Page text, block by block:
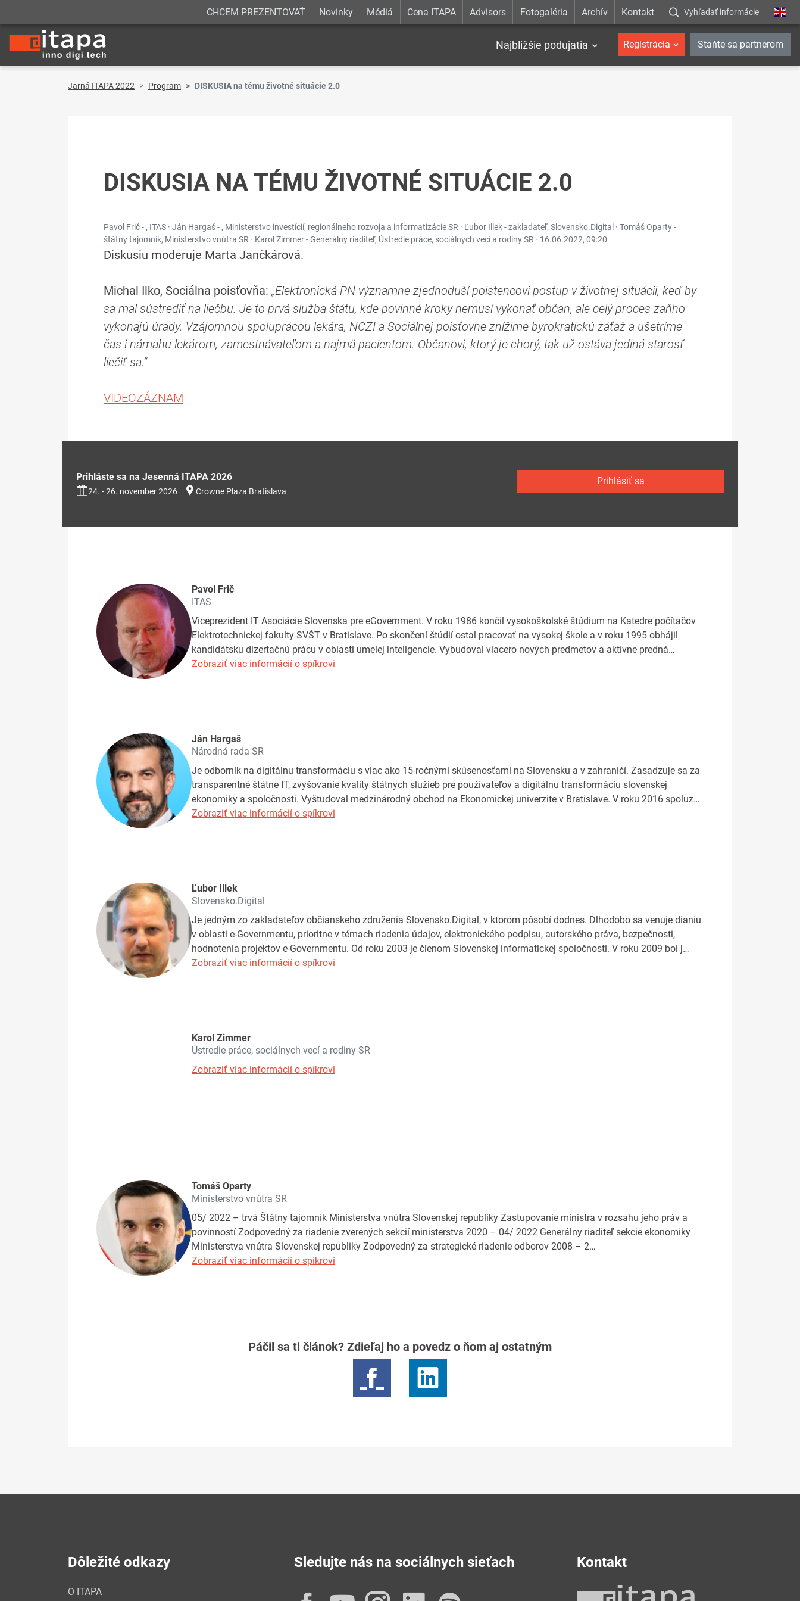
CHCEM PREZENTOVAŤ Novinky Médiá Cena ITAPA Advisors Fotogaléria Archív Kontakt Vyhľadať informácie
Najbližšie podujatia Registrácia Staňte sa partnerom
Jarná ITAPA 2022 Program DISKUSIA na tému životné situácie 2.0
DISKUSIA NA TÉMU ŽIVOTNÉ SITUÁCIE 2.0
Pavol Frič - , ITAS · Ján Hargaš - , Ministerstvo investícií, regionálneho rozvoja a informatizácie SR · Ľubor Illek - zakladateľ, Slovensko.Digital · Tomáš Oparty -
štátny tajomník, Ministerstvo vnútra SR · Karol Zimmer - Generálny riaditeľ, Ústredie práce, sociálnych vecí a rodiny SR · 16.06.2022, 09:20
Diskusiu moderuje Marta Jančkárová.
Michal Ilko, Sociálna poisťovňa: „Elektronická PN významne zjednoduší poistencovi postup v životnej situácii, keď by
sa mal sústrediť na liečbu. Je to prvá služba štátu, kde povinné kroky nemusí vykonať občan, ale celý proces zaňho
vykonajú úrady. Vzájomnou spoluprácou lekára, NCZI a Sociálnej poisťovne znížime byrokratickú záťaž a ušetríme
čas i námahu lekárom, zamestnávateľom a najmä pacientom. Občanovi, ktorý je chorý, tak už ostáva jediná starosť –
liečiť sa.“
VIDEOZÁZNAM
Prihláste sa na Jesenná ITAPA 2026
24. - 26. november 2026 Crowne Plaza Bratislava
Prihlásiť sa
Pavol Frič
ITAS
Viceprezident IT Asociácie Slovenska pre eGovernment. V roku 1986 končil vysokoškolské štúdium na Katedre počítačov
Elektrotechnickej fakulty SVŠT v Bratislave. Po skončení štúdií ostal pracovať na vysokej škole a v roku 1995 obhájil
kandidátsku dizertačnú prácu v oblasti umelej inteligencie. Vybudoval viacero nových predmetov a aktívne predná…
Zobraziť viac informácií o spíkrovi
Ján Hargaš
Národná rada SR
Je odborník na digitálnu transformáciu s viac ako 15-ročnými skúsenosťami na Slovensku a v zahraničí. Zasadzuje sa za
transparentné štátne IT, zvyšovanie kvality štátnych služieb pre používateľov a digitálnu transformáciu slovenskej
ekonomiky a spoločnosti. Vyštudoval medzinárodný obchod na Ekonomickej univerzite v Bratislave. V roku 2016 spoluz…
Zobraziť viac informácií o spíkrovi
Ľubor Illek
Slovensko.Digital
Je jedným zo zakladateľov občianskeho združenia Slovensko.Digital, v ktorom pôsobí dodnes. Dlhodobo sa venuje dianiu
v oblasti e-Governmentu, prioritne v témach riadenia údajov, elektronického podpisu, autorského práva, bezpečnosti,
hodnotenia projektov e-Governmentu. Od roku 2003 je členom Slovenskej informatickej spoločnosti. V roku 2009 bol j…
Zobraziť viac informácií o spíkrovi
Karol Zimmer
Ústredie práce, sociálnych vecí a rodiny SR
Zobraziť viac informácií o spíkrovi
Tomáš Oparty
Ministerstvo vnútra SR
05/ 2022 – trvá Štátny tajomník Ministerstva vnútra Slovenskej republiky Zastupovanie ministra v rozsahu jeho práv a
povinností Zodpovedný za riadenie zverených sekcií ministerstva 2020 – 04/ 2022 Generálny riaditeľ sekcie ekonomiky
Ministerstva vnútra Slovenskej republiky Zodpovedný za strategické riadenie odborov 2008 – 2…
Zobraziť viac informácií o spíkrovi
Páčil sa ti článok? Zdieľaj ho a povedz o ňom aj ostatným
Dôležité odkazy
O ITAPA
Sledujte nás na sociálnych sieťach Kontakt